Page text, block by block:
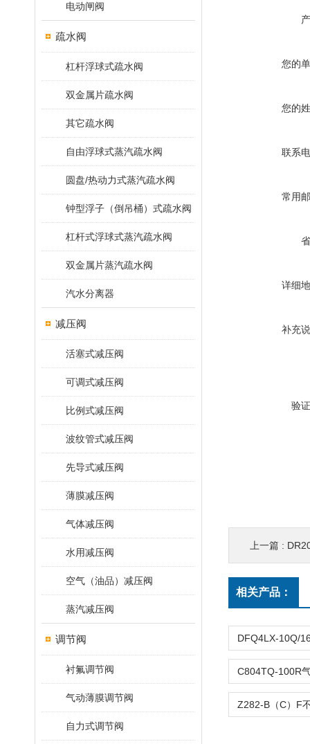
电动闸阀
疏水阀
杠杆浮球式疏水阀
双金属片疏水阀
其它疏水阀
自由浮球式蒸汽疏水阀
圆盘/热动力式蒸汽疏水阀
钟型浮子（倒吊桶）式疏水阀
杠杆式浮球式蒸汽疏水阀
双金属片蒸汽疏水阀
汽水分离器
减压阀
活塞式减压阀
可调式减压阀
比例式减压阀
波纹管式减压阀
先导式减压阀
薄膜减压阀
气体减压阀
水用减压阀
空气（油品）减压阀
蒸汽减压阀
调节阀
衬氟调节阀
气动薄膜调节阀
自力式调节阀
您的
您的
联系
常用
详细
补充
验
上一篇 :
相关产品：